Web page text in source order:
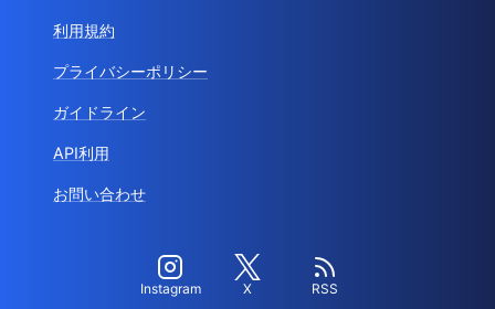
利用規約
プライバシーポリシー
ガイドライン
API利用
お問い合わせ
Instagram X RSS